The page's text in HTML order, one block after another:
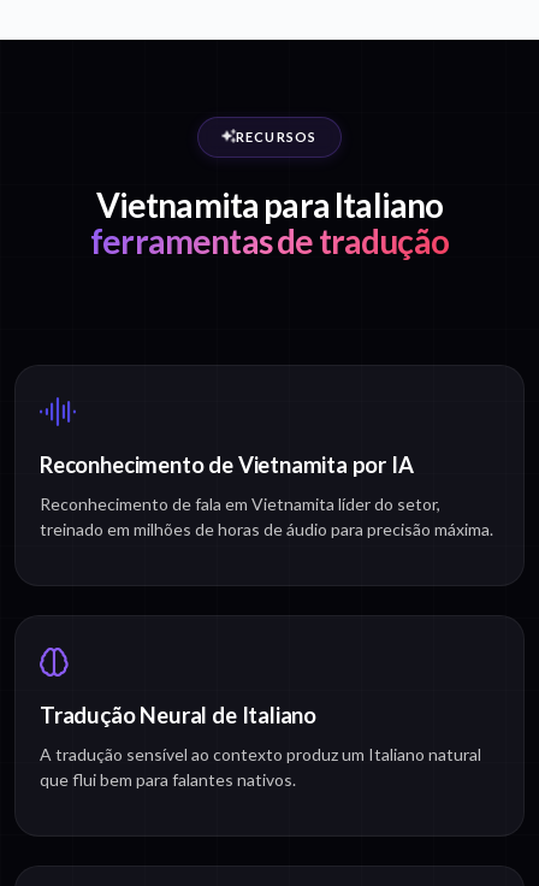
RECURSOS
Vietnamita para Italiano
ferramentas de tradução
Reconhecimento de Vietnamita por IA
Reconhecimento de fala em Vietnamita líder do setor,
treinado em milhões de horas de áudio para precisão máxima.
Tradução Neural de Italiano
A tradução sensível ao contexto produz um Italiano natural
que flui bem para falantes nativos.